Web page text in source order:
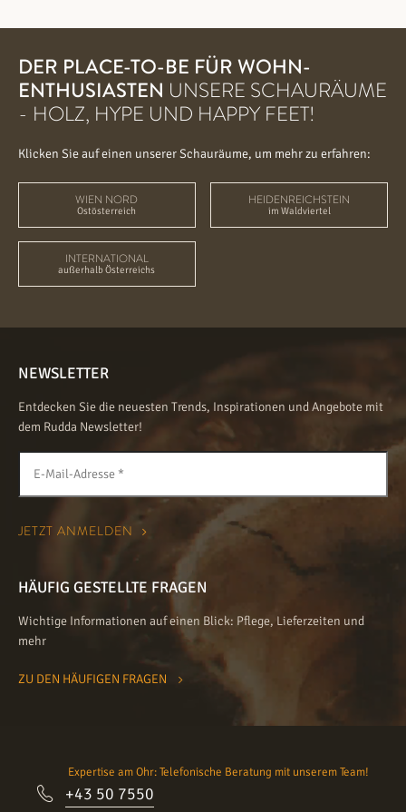
DER PLACE-TO-BE FÜR WOHN-
ENTHUSIASTEN UNSERE SCHAURÄUME
- HOLZ, HYPE UND HAPPY FEET!
Klicken Sie auf einen unserer Schauräume, um mehr zu erfahren:
WIEN NORD
Ostösterreich
HEIDENREICHSTEIN
im Waldviertel
INTERNATIONAL
außerhalb Österreichs
NEWSLETTER
Entdecken Sie die neuesten Trends, Inspirationen und Angebote mit
dem Rudda Newsletter!
HÄUFIG GESTELLTE FRAGEN
Wichtige Informationen auf einen Blick: Pflege, Lieferzeiten und
mehr
ZU DEN HÄUFIGEN FRAGEN
Expertise am Ohr: Telefonische Beratung mit unserem Team!
+43 50 7550